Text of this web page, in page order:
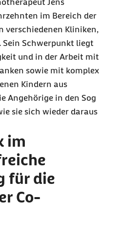
Jens
im Bereich der
verschiedenen Kliniken,
Sein Schwerpunkt liegt
und in der Arbeit mit
sowie mit komplex
Kindern aus
Angehörige in den Sog
sie sich wieder daraus
im
für die
Co-